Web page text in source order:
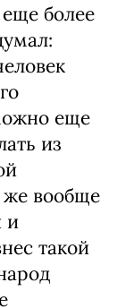
более
еще
из
вообще
и
такой